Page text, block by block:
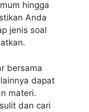
hingga
Anda
jenis soal
bersama
dapat
materi.
dan cari